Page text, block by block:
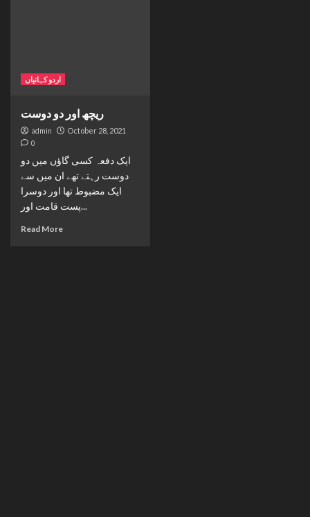
اردو کہانیاں
ریچھ اور دو دوست
admin October 28, 2021
0
ایک دفعہ کسی گاؤں میں دو
دوست رہتے تھے ان میں سے
ایک مضبوط تھا اور دوسرا
پست قامت اور...
Read More